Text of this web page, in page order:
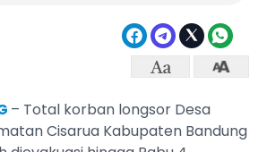
– Total korban longsor Desa
Cisarua Kabupaten Bandung